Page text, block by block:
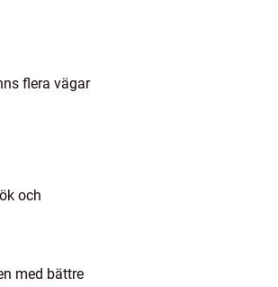
flera vägar
och
med bättre